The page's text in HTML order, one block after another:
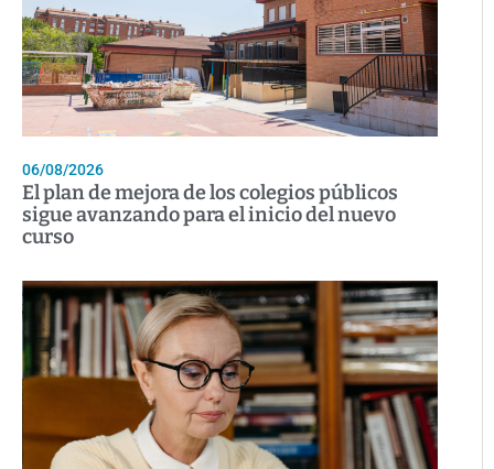
06/08/2026
El plan de mejora de los colegios públicos
sigue avanzando para el inicio del nuevo
curso